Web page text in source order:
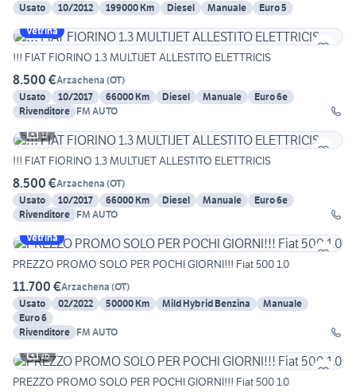
Usato
10/2012 199000 Km Diesel Manuale
Euro 5
Vetrina
!!! FIAT FIORINO 1.3 MULTIJET ALLESTITO ELETTRICIS
8.500 €Arzachena (OT)
Usato
10/2017 66000 Km Diesel Manuale
Euro 6e
Rivenditore FM AUTO
17
!!! FIAT FIORINO 1.3 MULTIJET ALLESTITO ELETTRICIS
8.500 €Arzachena (OT)
Usato
10/2017 66000 Km Diesel Manuale
Euro 6e
Rivenditore FM AUTO
Vetrina
PREZZO PROMO SOLO PER POCHI GIORNI!!! Fiat 500 1.0
11.700 €Arzachena (OT)
Usato
02/2022 50000 Km Mild Hybrid Benzina
Manuale
Euro 6
Rivenditore FM AUTO
16
PREZZO PROMO SOLO PER POCHI GIORNI!!! Fiat 500 1.0